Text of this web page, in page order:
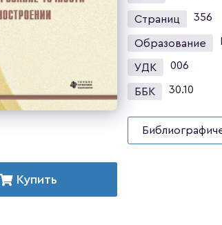
Купить
Страниц 356
Образование
УДК 006
ББК 30.10